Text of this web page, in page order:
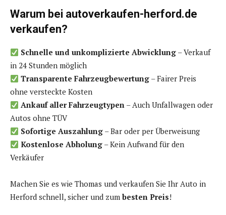
Warum bei autoverkaufen-herford.de
verkaufen?
Schnelle und unkomplizierte Abwicklung – Verkauf
in 24 Stunden möglich
Transparente Fahrzeugbewertung – Fairer Preis
ohne versteckte Kosten
Ankauf aller Fahrzeugtypen – Auch Unfallwagen oder
Autos ohne TÜV
Sofortige Auszahlung – Bar oder per Überweisung
Kostenlose Abholung – Kein Aufwand für den
Verkäufer
Machen Sie es wie Thomas und verkaufen Sie Ihr Auto in
Herford schnell, sicher und zum besten Preis!